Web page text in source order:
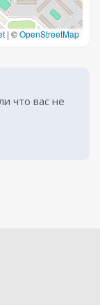
|©OpenStreetMap
что вас не